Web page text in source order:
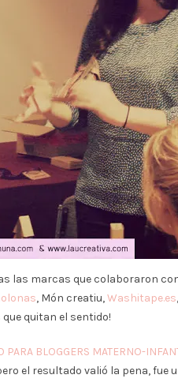
las marcas que colaboraron
, Món creatiu,Washitape.es,
quitan el sentido!
PARA BLOGGERS MATERNO-
el resultado valió la pena, fue